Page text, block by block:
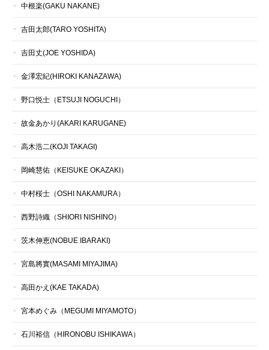
中根楽(GAKU NAKANE)
吉田太郎(TARO YOSHITA)
吉田丈(JOE YOSHIDA)
金澤宏紀(HIROKI KANAZAWA)
野口悦士（ETSUJI NOGUCHI）
故金あかり(AKARI KARUGANE)
高木浩二(KOJI TAKAGI)
岡崎慧佑（KEISUKE OKAZAKI）
中村桜士（OSHI NAKAMURA）
西野詩織（SHIORI NISHINO）
茨木伸恵(NOBUE IBARAKI)
宮島將實(MASAMI MIYAJIMA)
高田かえ(KAE TAKADA)
宮本めぐみ（MEGUMI MIYAMOTO）
石川裕信（HIRONOBU ISHIKAWA）